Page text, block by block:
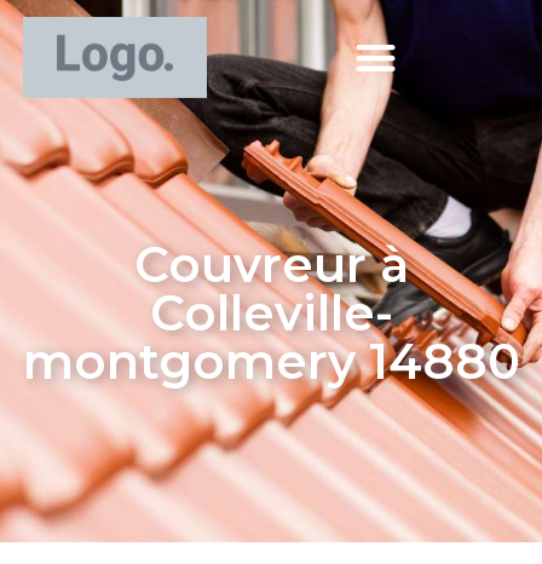
Couvreur à
Colleville-
montgomery 14880